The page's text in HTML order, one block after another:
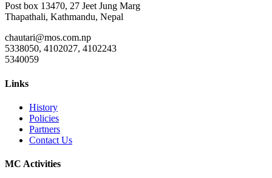
Post box 13470, 27 Jeet Jung Marg
Thapathali, Kathmandu, Nepal
chautari@mos.com.np
5338050, 4102027, 4102243
5340059
Links
History
Policies
Partners
Contact Us
MC Activities